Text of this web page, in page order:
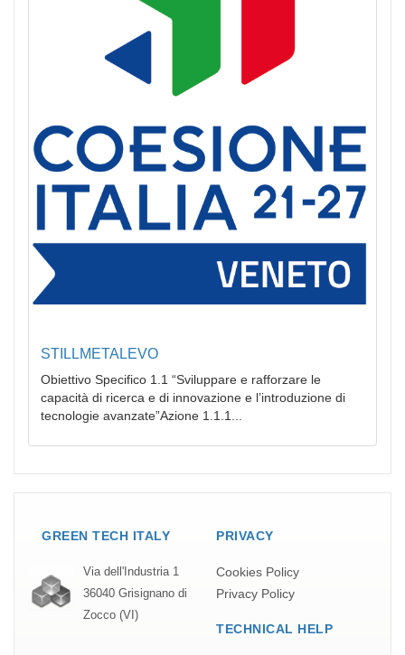
STILLMETALEVO
Obiettivo Specifico 1.1 “Sviluppare e rafforzare le
capacità di ricerca e di innovazione e l’introduzione di
tecnologie avanzate”Azione 1.1.1...
GREEN TECH ITALY
Via dell'Industria 1
36040 Grisignano di
Zocco (VI)
PRIVACY
Cookies Policy
Privacy Policy
TECHNICAL HELP